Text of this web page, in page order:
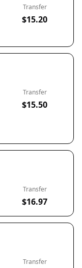
Transfer
$15.20
Transfer
$15.50
Transfer
$16.97
Transfer